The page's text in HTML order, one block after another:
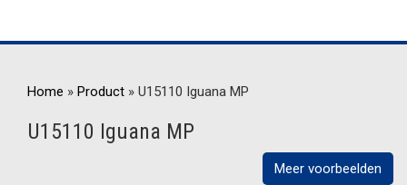
Home » Product » U15110 Iguana MP
U15110 Iguana MP
Meer voorbeelden